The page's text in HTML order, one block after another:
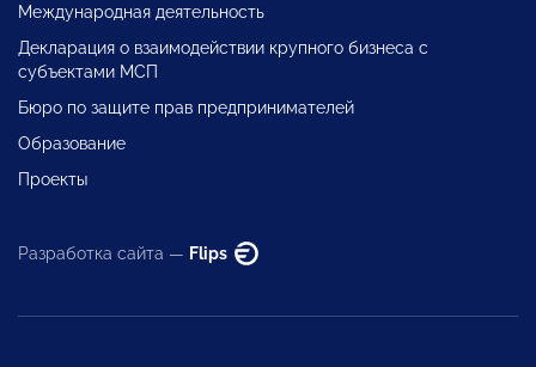
Международная деятельность
Декларация о взаимодействии крупного бизнеса с
субъектами МСП
Бюро по защите прав предпринимателей
Образование
Проекты
Разработка сайта — Flips